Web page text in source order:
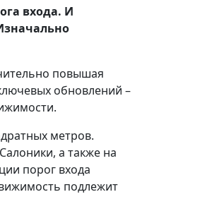
входа. И
повышая
обновлений –
метров.
а также на
порог входа
подлежит